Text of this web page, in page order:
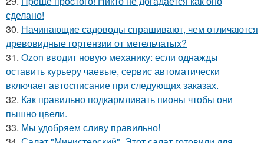
сделано!
30. Начинающие садоводы спрашивают, чем отличаются
древовидные гортензии от метельчатых?
31. Ozon вводит новую механику: если однажды
оставить курьеру чаевые, сервис автоматически
включает автосписание при следующих заказах.
32. Как правильно подкармливать пионы чтобы они
пышно цвели.
33. Мы удобряeм сливу правильно!